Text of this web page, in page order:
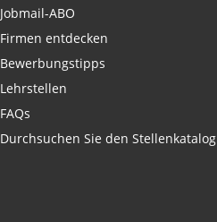
Jobmail-ABO
Firmen entdecken
Bewerbungstipps
Lehrstellen
FAQs
Durchsuchen Sie den Stellenkatalog